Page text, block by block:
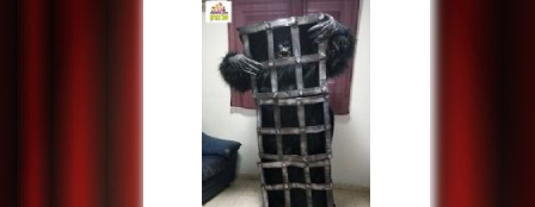
בכלוב